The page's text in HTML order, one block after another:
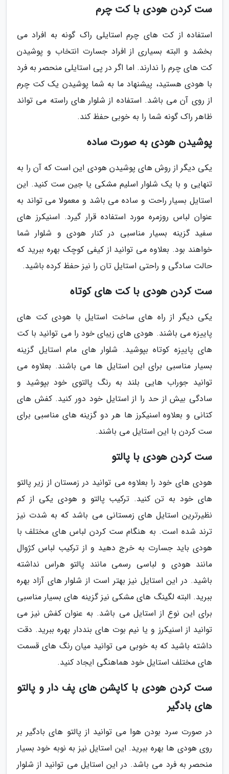
ست کردن هودی با کت چرم
استفاده از کت های چرم استایلی راک گونه به افراد می
بخشد و البته بسیاری از افراد جسارت انتخاب و پوشیدن
کت های چرم را ندارند. اما اگر در پی استایلی منحصر به فرد
با هودی هستید، پیشنهاد ما به شما پوشیدن یک کت چرم
از روی آن می باشد. استفاده از شلوار های راسته می تواند
ظاهر راک گونه شما را به خوبی حفظ کند.
پوشیدن هودی به صورت ساده
یکی دیگر از روش های پوشیدن هودی این است که آن را به
تنهایی و با یک شلوار اسلیم مشکی یا جین ست کنید. این
استایل بسیار راحت و ساده می باشد و معمولا می تواند به
عنوان لباس روزمره مورد استفاده قرار گیرد. اسنیکرز های
سفید گزینه بسیار مناسبی در کنار هودی و شلوار شما
خواهند بود. بعلاوه می توانید از کیفی کوچک بهره ببرید که
حالت سادگی و راحتی استایل تان را نیز حفظ کرده باشید.
ست کردن هودی با کت های کوتاه
یکی دیگر از راه های ساخت استایل با هودی کت های
پاییزه می باشند. هودی های زیبای خود را می توانید با کت
های پاییزه کوتاه بپوشید. شلوار های مام استایل گزینه
بسیار مناسبی برای این استایل ها می باشند. بعلاوه می
توانید جوراب هایی بلند به رنگ پالتوی خود بپوشید و
سادگی بیش از حد را از استایل خود دور کنید. کفش های
کتانی و بعلاوه اسنیکرز ها هر دو گزینه های مناسبی برای
ست کردن با این استایل می باشند.
ست کردن هودی با پالتو
هودی های خود را بعلاوه می توانید در زمستان از زیر پالتو
های خود به تن کنید. ترکیب پالتو و هودی یکی از کم
نظیرترین استایل های زمستانی می باشد که به شدت نیز
ترند شده است. به هنگام ست کردن لباس های مختلف با
هودی باید جسارت به خرج دهید و از ترکیب لباس کژوال
مانند هودی و لباسی رسمی مانند پالتو هراس نداشته
باشید. در این استایل نیز بهتر است از شلوار های آزاد بهره
ببرید. البته لگینگ های مشکی نیز گزینه های بسیار مناسبی
برای این نوع از استایل می باشد. به عنوان کفش نیز می
توانید از اسنیکرز و یا نیم بوت های بنددار بهره ببرید. دقت
داشته باشید که به خوبی می توانید میان رنگ های قسمت
های مختلف استایل خود هماهنگی ایجاد کنید.
ست کردن هودی با کاپشن های پف دار و پالتو
های بادگیر
در صورت سرد بودن هوا می توانید از پالتو های بادگیر بر
روی هودی ها بهره ببرید. این استایل نیز به نوبه خود بسیار
منحصر به فرد می باشد. در این استایل می توانید از شلوار